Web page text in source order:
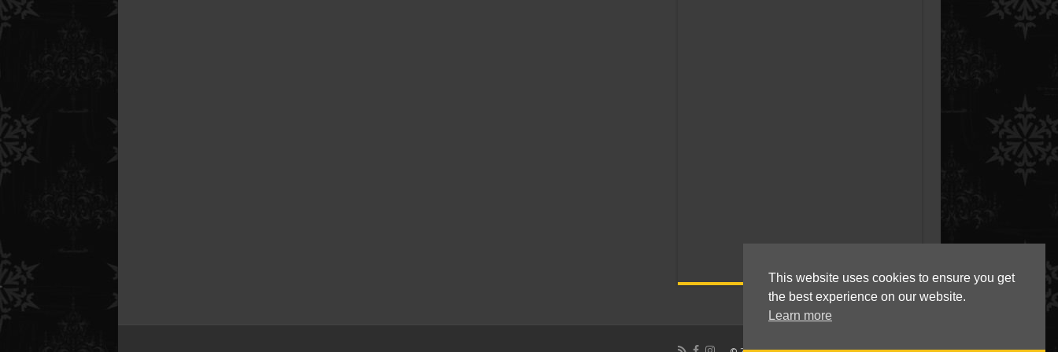
This website uses cookies to ensure you get
the best experience on our website.
Learn more